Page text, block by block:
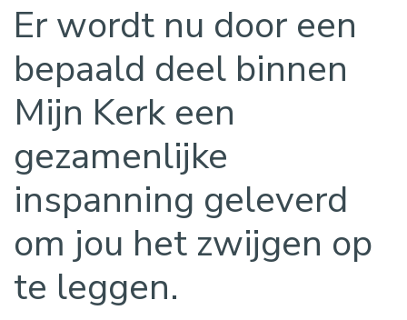
Er wordt nu door een
bepaald deel binnen
Mijn Kerk een
gezamenlijke
inspanning geleverd
om jou het zwijgen op
te leggen.